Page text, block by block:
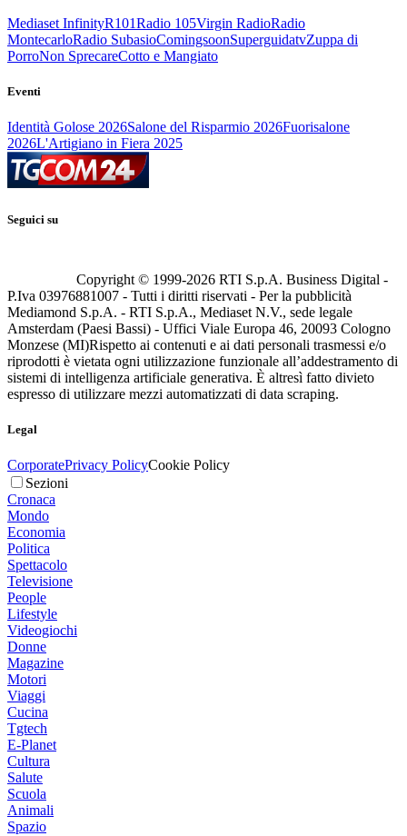
Mediaset InfinityR101Radio 105Virgin RadioRadio
MontecarloRadio SubasioComingsoonSuperguidatvZuppa di
PorroNon SprecareCotto e Mangiato
Eventi
Identità Golose 2026Salone del Risparmio 2026Fuorisalone
2026L'Artigiano in Fiera 2025
Seguici su
Copyright © 1999-2026 RTI S.p.A. Business Digital -
P.Iva 03976881007 - Tutti i diritti riservati - Per la pubblicità
Mediamond S.p.A. - RTI S.p.A., Mediaset N.V., sede legale
Amsterdam (Paesi Bassi) - Uffici Viale Europa 46, 20093 Cologno
Monzese (MI)Rispetto ai contenuti e ai dati personali trasmessi e/o
riprodotti è vietata ogni utilizzazione funzionale all’addestramento di
sistemi di intelligenza artificiale generativa. È altresì fatto divieto
espresso di utilizzare mezzi automatizzati di data scraping.
Legal
CorporatePrivacy PolicyCookie Policy
Sezioni
Cronaca
Mondo
Economia
Politica
Spettacolo
Televisione
People
Lifestyle
Videogiochi
Donne
Magazine
Motori
Viaggi
Cucina
Tgtech
E-Planet
Cultura
Salute
Scuola
Animali
Spazio